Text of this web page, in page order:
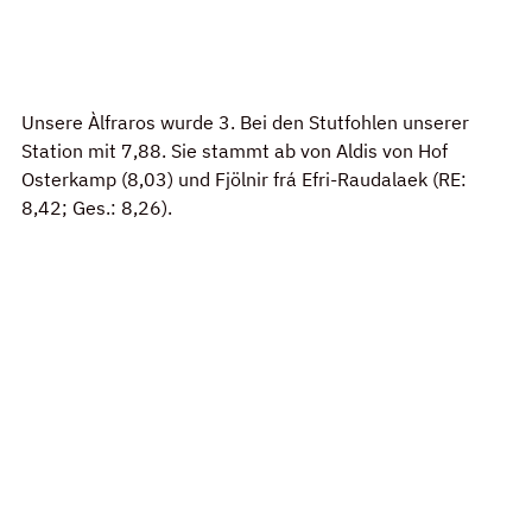
Unsere Àlfraros wurde 3. Bei den Stutfohlen unserer
Station mit 7,88. Sie stammt ab von Aldis von Hof
Osterkamp (8,03) und Fjölnir frá Efri-Raudalaek (RE:
8,42; Ges.: 8,26).